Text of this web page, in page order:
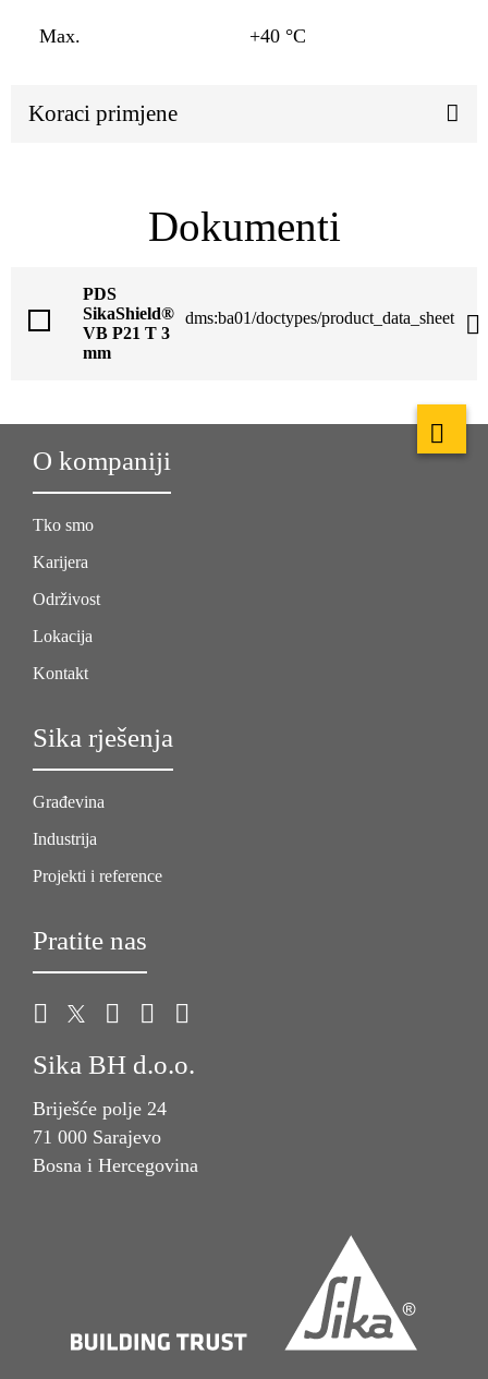
Max. +40 °C
Koraci primjene
Dokumenti
PDS
SikaShield®
VB P21 T 3
mm
dms:ba01/doctypes/product_data_sheet
O kompaniji
Tko smo
Karijera
Održivost
Lokacija
Kontakt
Sika rješenja
Građevina
Industrija
Projekti i reference
Pratite nas
Sika BH d.o.o.
Briješće polje 24
71 000 Sarajevo
Bosna i Hercegovina